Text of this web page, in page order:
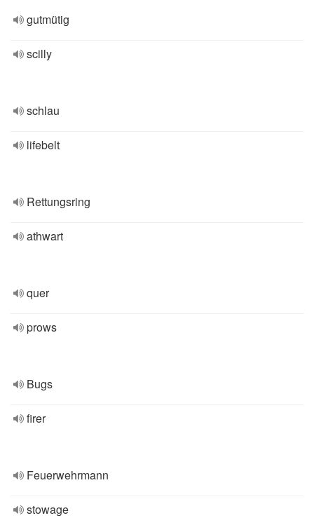
gutmütig
scilly
schlau
lifebelt
Rettungsring
athwart
quer
prows
Bugs
firer
Feuerwehrmann
stowage